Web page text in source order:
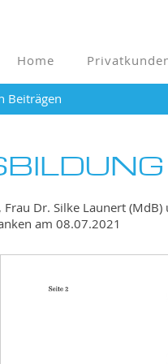
Home
Beiträgen
Dr. Silke Launert
am 08.07.2021